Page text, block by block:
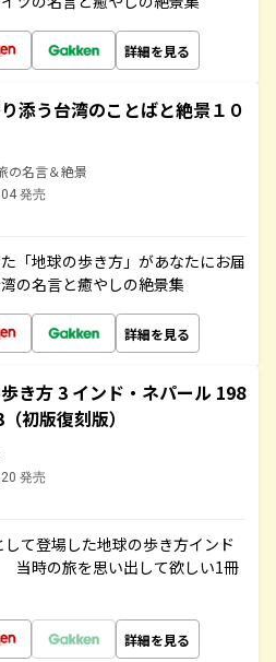
詳細を見る
添う台湾のことばと絶景１０
の名言＆絶景
発売
「地球の歩き方」があなたにお届
の名言と癒やしの絶景集
詳細を見る
き方 3 インド・ネパール 198
初版復刻版）
発売
て登場した地球の歩き方インド
当時の旅を思い出して欲しい1冊
詳細を見る